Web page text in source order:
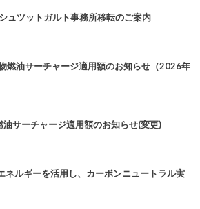
ュツットガルト事務所移転のご案内
燃油サーチャージ適用額のお知らせ（2026年
サーチャージ適用額のお知らせ(変更)
ネルギーを活用し、カーボンニュートラル実